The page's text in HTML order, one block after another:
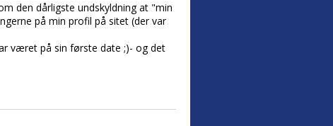
den dårligste undskyldning at "min
på min profil på sitet (der var
været på sin første date ;)- og det